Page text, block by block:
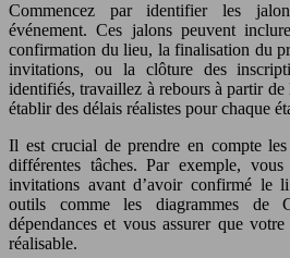
Commencez par identifier les
événement. Ces jalons peuvent
confirmation du lieu, la finalisation du
invitations, ou la clôture des
identifiés, travaillez à rebours à partir de
établir des délais réalistes pour chaque
Il est crucial de prendre en compte les
différentes tâches. Par exemple,
invitations avant d’avoir confirmé le
outils comme les diagrammes de
dépendances et vous assurer que
réalisable.